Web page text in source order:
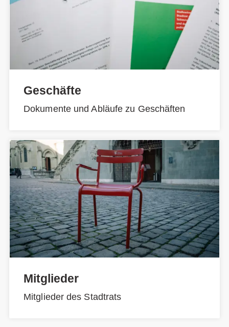
Geschäfte
Dokumente und Abläufe zu Geschäften
Mitglieder
Mitglieder des Stadtrats